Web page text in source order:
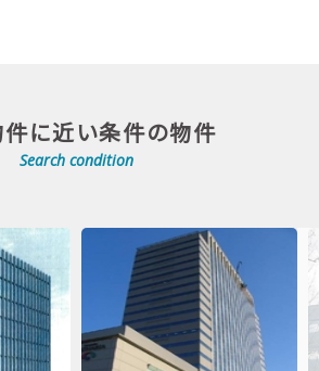
件に近い条件の物件
Search condition